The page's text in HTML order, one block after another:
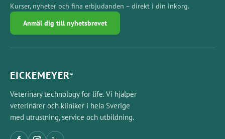
Kurser, nyheter och fina erbjudanden – direkt i din inkorg.
Anmäl dig till nyhetsbrevet
EICKEMEYER®
Veterinary technology for life. Vi hjälper
veterinärer och kliniker i hela Sverige
med utrustning, service och utbildning.